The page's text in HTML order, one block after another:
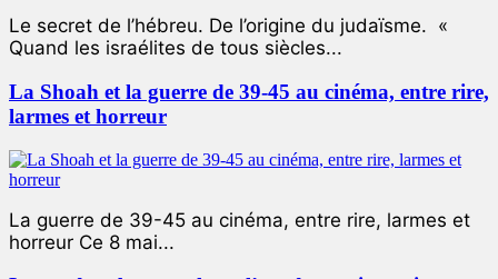
Le secret de l’hébreu. De l’origine du judaïsme. «
Quand les israélites de tous siècles...
La Shoah et la guerre de 39-45 au cinéma, entre rire,
larmes et horreur
La guerre de 39-45 au cinéma, entre rire, larmes et
horreur Ce 8 mai...